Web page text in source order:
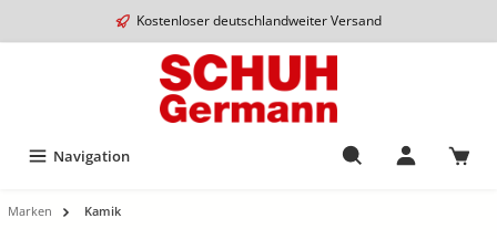
Kostenloser deutschlandweiter Versand
Navigation
Marken Kamik